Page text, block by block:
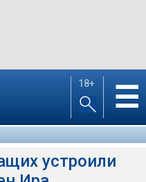
18+ ☰
устроили